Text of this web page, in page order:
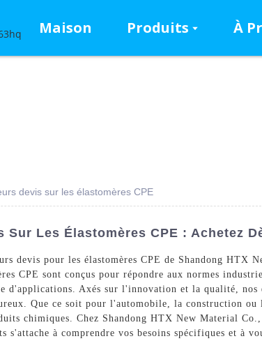
Maison Produits À
devis sur les élastomères CPE
Sur Les Élastomères CPE : Achetez
devis pour les élastomères CPE de Shandong HTX
CPE sont conçus pour répondre aux normes
d'applications. Axés sur l'innovation et la qualité, nos
Que ce soit pour l'automobile, la construction ou
chimiques. Chez Shandong HTX New Material
s'attache à comprendre vos besoins spécifiques et à